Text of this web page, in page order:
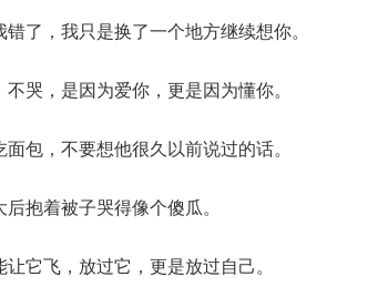
了，我只是换了一个地方继续想你。
哭，是因为爱你，更是因为懂你。
包，不要想他很久以前说过的话。
抱着被子哭得像个傻瓜。
它飞，放过它，更是放过自己。